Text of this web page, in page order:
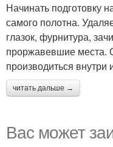
Начинать подготовку
самого полотна.
глазок, фурнитура,
проржавевшие места.
производиться
читать дальше →
Вас может